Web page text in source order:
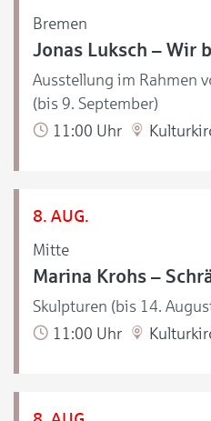
Bremen
Jonas Luksch – Wir
Ausstellung im Rahmen
(bis 9. September)
11:00 Uhr
8. AUG.
Mitte
Marina Krohs –
Skulpturen (bis 14.
11:00 Uhr